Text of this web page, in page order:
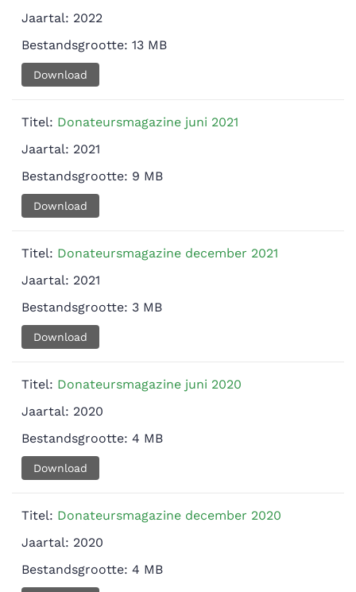
Jaartal: 2022
Bestandsgrootte: 13 MB
Download
Titel: Donateursmagazine juni 2021
Jaartal: 2021
Bestandsgrootte: 9 MB
Download
Titel: Donateursmagazine december 2021
Jaartal: 2021
Bestandsgrootte: 3 MB
Download
Titel: Donateursmagazine juni 2020
Jaartal: 2020
Bestandsgrootte: 4 MB
Download
Titel: Donateursmagazine december 2020
Jaartal: 2020
Bestandsgrootte: 4 MB